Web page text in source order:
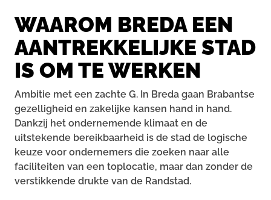
WAAROM BREDA EEN
AANTREKKELIJKE STAD
IS OM TE WERKEN
Ambitie met een zachte G. In Breda gaan Brabantse
gezelligheid en zakelijke kansen hand in hand.
Dankzij het ondernemende klimaat en de
uitstekende bereikbaarheid is de stad de logische
keuze voor ondernemers die zoeken naar alle
faciliteiten van een toplocatie, maar dan zonder de
verstikkende drukte van de Randstad.